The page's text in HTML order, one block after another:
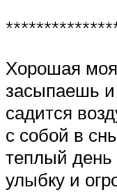
Хорошая
засыпаешь и
садится
с собой в
теплый день
улыбку и